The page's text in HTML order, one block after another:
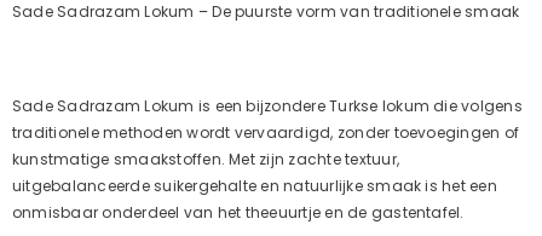
Sade Sadrazam Lokum – De puurste vorm van traditionele smaak
Sade Sadrazam Lokum is een bijzondere Turkse lokum die volgens
traditionele methoden wordt vervaardigd, zonder toevoegingen of
kunstmatige smaakstoffen. Met zijn zachte textuur,
uitgebalanceerde suikergehalte en natuurlijke smaak is het een
onmisbaar onderdeel van het theeuurtje en de gastentafel.